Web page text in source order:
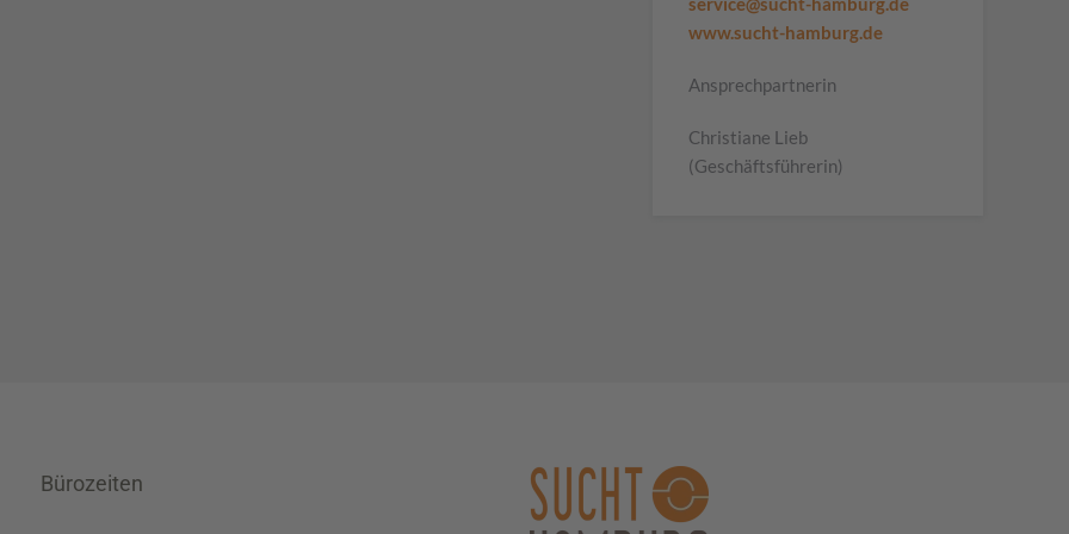
www.sucht-hamburg.de
Ansprechpartnerin
Christiane Lieb
(Geschäftsführerin)
Bürozeiten